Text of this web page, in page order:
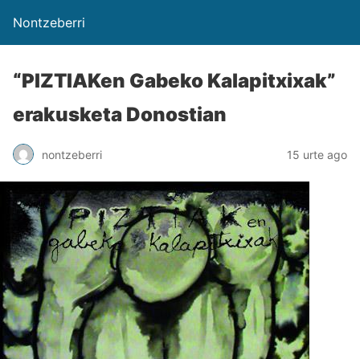
Nontzeberri
“PIZTIAKen Gabeko Kalapitxixak”
erakusketa Donostian
nontzeberri 15 urte ago